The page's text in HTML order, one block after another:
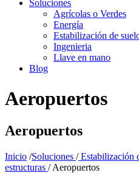
Soluciones
Agrícolas o Verdes
Energía
Estabilización de
Ingenieria
Llave en mano
Blog
Aeropuertos
Aeropuertos
Inicio /Soluciones /Estabilización
estructuras / Aeropuertos